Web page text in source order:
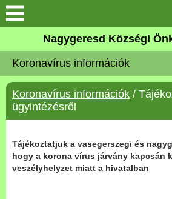
Keresés
Bemutatkozás
Elérhetőségek
Események
Képek
Nagygeresd Községi
Koronavírus információk
Koronavírus információk /
ügyintézésről
Tájékoztatjuk a vasegerszegi és
hogy a korona vírus járvány kapcsán
veszélyhelyzet miatt a hivatalban